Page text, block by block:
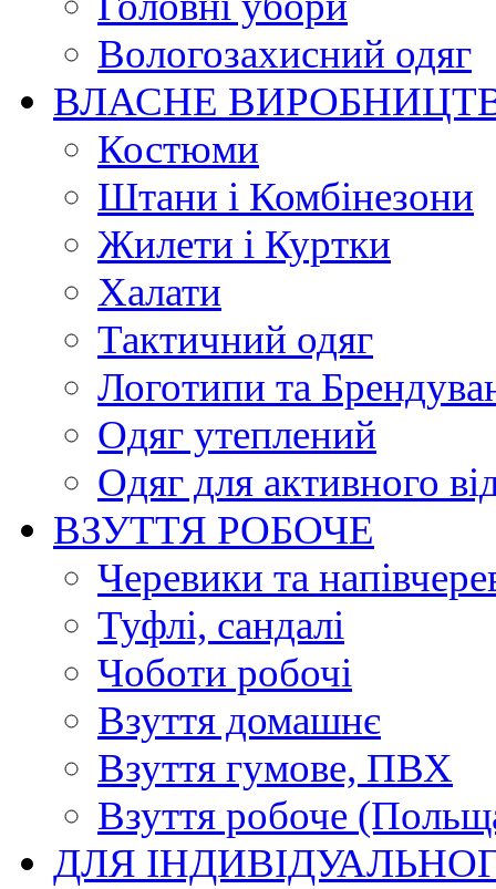
Вологозахисний одяг
ВЛАСНЕ
Костюми
Штани і Комбінезони
Жилети і Куртки
Халати
Тактичний одяг
Логотипи та
Одяг утеплений
Одяг для активного
ВЗУТТЯ РОБОЧЕ
Черевики та
Туфлі, сандалі
Чоботи робочі
Взуття домашнє
Взуття гумове, ПВХ
Взуття робоче
ДЛЯ